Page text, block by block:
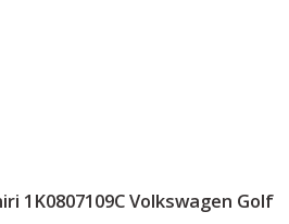
1K0807109C Volkswagen Golf